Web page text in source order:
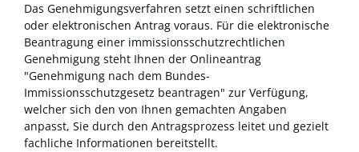
Das Genehmigungsverfahren setzt einen schriftlichen
oder elektronischen Antrag voraus. Für die elektronische
Beantragung einer immissionsschutzrechtlichen
Genehmigung steht Ihnen der Onlineantrag
"Genehmigung nach dem Bundes-
Immissionsschutzgesetz beantragen" zur Verfügung,
welcher sich den von Ihnen gemachten Angaben
anpasst, Sie durch den Antragsprozess leitet und gezielt
fachliche Informationen bereitstellt.